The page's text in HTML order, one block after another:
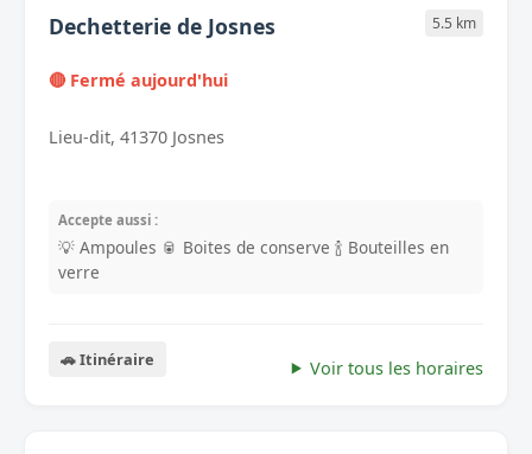
Dechetterie de Josnes 5.5 km
🔴 Fermé aujourd'hui
Lieu-dit, 41370 Josnes
Accepte aussi :
💡 Ampoules 🥫 Boites de conserve 🍾 Bouteilles en
verre
🚗 Itinéraire Voir tous les horaires